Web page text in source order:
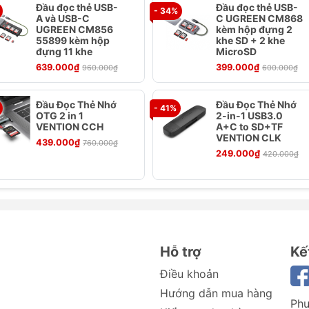
s, giúp bạn tiết kiệm thời gian đáng kể.
chỉ tương đương thẻ tín dụng và độ dày 9.6mm,
bên mình mọi lúc mọi nơi.
lên đến 960GB, ESD230C đáp ứng mọi nhu cầu lưu trữ
video đến các tệp tin lớn.
tương thích với nhiều thiết bị, từ máy tính để bàn,
chơi game.
lý dữ liệu:Phần mềm miễn phí Transcend Elite giúp
đồng bộ hóa đám mây một cách dễ dàng.
đi kèm cáp USB Type-C và cáp USB Type-C to Type-
Đầu đọc thẻ USB-
A và USB-C
UGREEN CM856
55899 kèm hộp
đựng 11 khe
639.000₫ 960.000₫
- 34%
Đầu đọc thẻ USB-
C UGREEN CM868
kèm hộp đựng 2
khe SD + 2 khe
MicroSD
399.000₫ 600.000₫
Đầu Đọc Thẻ Nhớ
OTG 2 in 1
VENTION CCH
439.000₫ 760.000₫
- 41%
Đầu Đọc Thẻ Nhớ
2-in-1 USB3.0
A+C to SD+TF
VENTION CLK
249.000₫ 420.000₫
Hỗ trợ
Điều khoản
Hướng dẫn mua hàng